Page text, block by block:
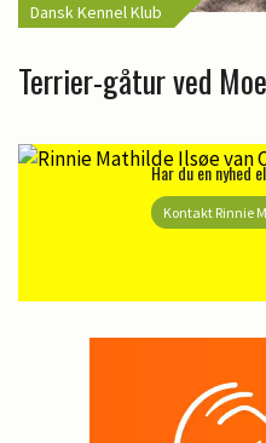
Dansk Kennel Klub
Terrier-gåtur ved
Har du en nyhed
Kontakt Rinnie